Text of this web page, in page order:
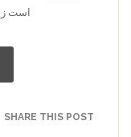
است
SHARE THIS POST